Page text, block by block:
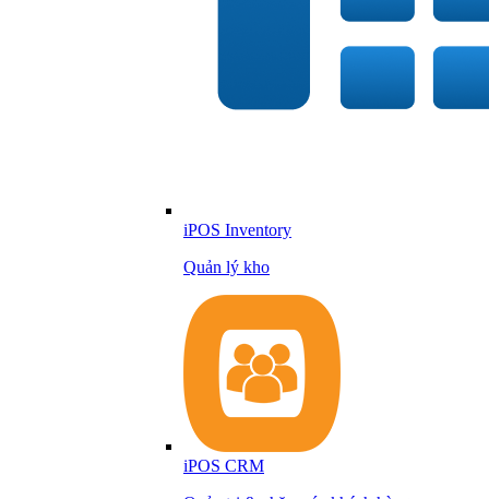
iPOS Inventory
Quản lý kho
iPOS CRM